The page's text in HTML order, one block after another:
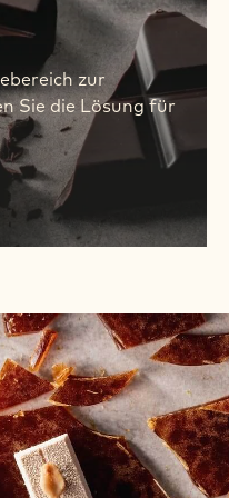
zur
Sie die Lösung für